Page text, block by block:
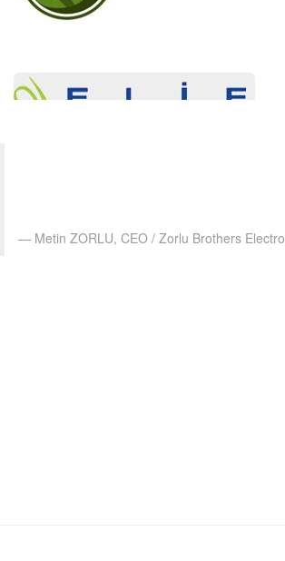
Metin ZORLU, CEO / Zorlu Brothers